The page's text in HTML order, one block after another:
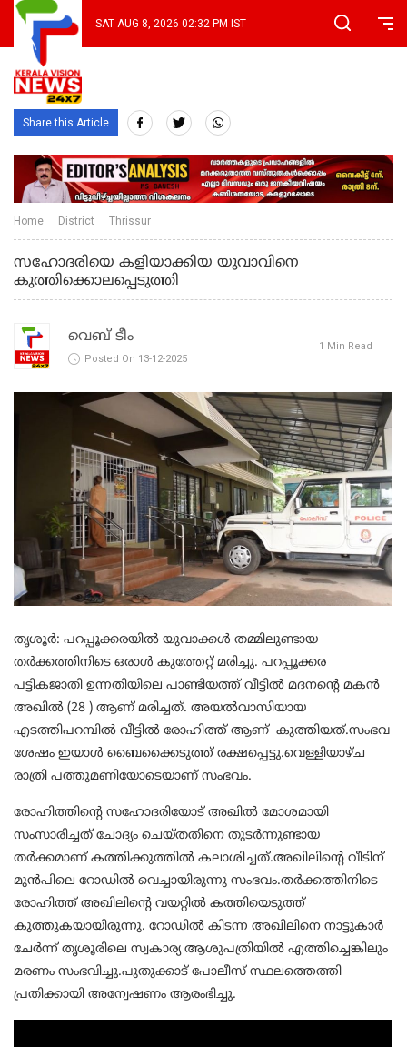
SAT AUG 8, 2026 02:32 PM IST
Share this Article
Home District Thrissur
സഹോദരിയെ കളിയാക്കിയ യുവാവിനെ
കുത്തിക്കൊലപ്പെടുത്തി
വെബ് ടീം
Posted On 13-12-2025
1 Min Read
തൃശൂർ: പറപ്പൂക്കരയിൽ യുവാക്കൾ തമ്മിലുണ്ടായ
തർക്കത്തിനിടെ ഒരാൾ കുത്തേറ്റ് മരിച്ചു. പറപ്പൂക്കര
പട്ടികജാതി ഉന്നതിയിലെ പാണ്ടിയത്ത് വീട്ടിൽ മദനൻ്റെ മകൻ
അഖിൽ (28 ) ആണ് മരിച്ചത്. അയൽവാസിയായ
എടത്തിപറമ്പിൽ വീട്ടിൽ രോഹിത്ത് ആണ് കുത്തിയത്.സംഭവ
ശേഷം ഇയാൾ ബൈക്കൈടുത്ത് രക്ഷപ്പെട്ടു.വെള്ളിയാഴ്ച
രാത്രി പത്തുമണിയോടെയാണ് സംഭവം.
രോഹിത്തിൻ്റെ സഹോദരിയോട് അഖിൽ മോശമായി
സംസാരിച്ചത് ചോദ്യം ചെയ്തതിനെ തുടർന്നുണ്ടായ
തർക്കമാണ് കത്തിക്കുത്തിൽ കലാശിച്ചത്.അഖിലിൻ്റെ വീടിന്
മുൻപിലെ റോഡിൽ വെച്ചായിരുന്നു സംഭവം.തർക്കത്തിനിടെ
രോഹിത്ത് അഖിലിൻ്റെ വയറ്റിൽ കത്തിയെടുത്ത്
കുത്തുകയായിരുന്നു. റോഡിൽ കിടന്ന അഖിലിനെ നാട്ടുകാർ
ചേർന്ന് തൃശൂരിലെ സ്വകാര്യ ആശുപത്രിയിൽ എത്തിച്ചെങ്കിലും
മരണം സംഭവിച്ചു.പുതുക്കാട് പോലീസ് സ്ഥലത്തെത്തി
പ്രതിക്കായി അന്വേഷണം ആരംഭിച്ചു.